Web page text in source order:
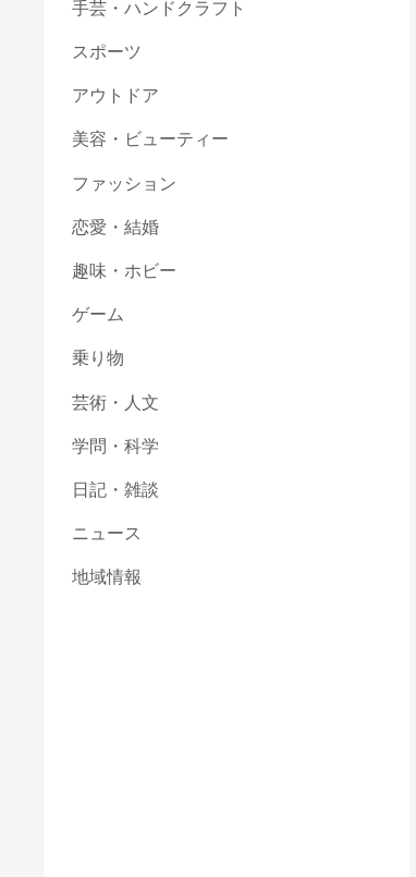
手芸・ハンドクラフト
スポーツ
アウトドア
美容・ビューティー
ファッション
恋愛・結婚
趣味・ホビー
ゲーム
乗り物
芸術・人文
学問・科学
日記・雑談
ニュース
地域情報